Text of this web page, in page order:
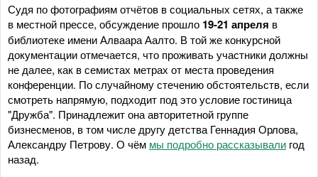
Судя по фотографиям отчётов в социальных сетях, а также
в местной прессе, обсуждение прошло 19-21 апреля в
библиотеке имени Алваара Аалто. В той же конкурсной
документации отмечается, что проживать участники должны
не далее, как в семистах метрах от места проведения
конференции. По случайному стечению обстоятельств, если
смотреть напрямую, подходит под это условие гостиница
"Дружба". Принадлежит она авторитетной группе
бизнесменов, в том числе другу детства Геннадия Орлова,
Александру Петрову. О чём мы подробно рассказывали год
назад.